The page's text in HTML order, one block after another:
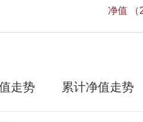
净值 （
走势 累计净值走势